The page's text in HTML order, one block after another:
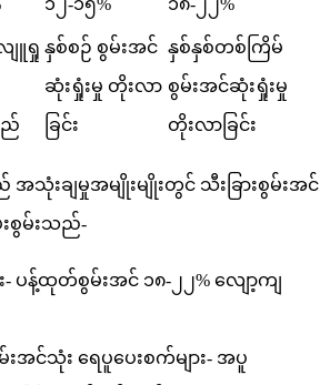
ျူရှု
ည်
နှစ်စဉ် စွမ်းအင်
ဆုံးရှုံးမှု တိုးလာ
ခြင်း
နှစ်နှစ်တစ်ကြိမ်
စွမ်းအင်ဆုံးရှုံးမှု
တိုးလာခြင်း
အသုံးချမှုအမျိုးမျိုးတွင် သီးခြားစွမ်းအင်
စွမ်းသည်-
း- ပန့်ထုတ်စွမ်းအင် ၁၈-၂၂% လျော့ကျ
းအင်သုံး ရေပူပေးစက်များ- အပူ